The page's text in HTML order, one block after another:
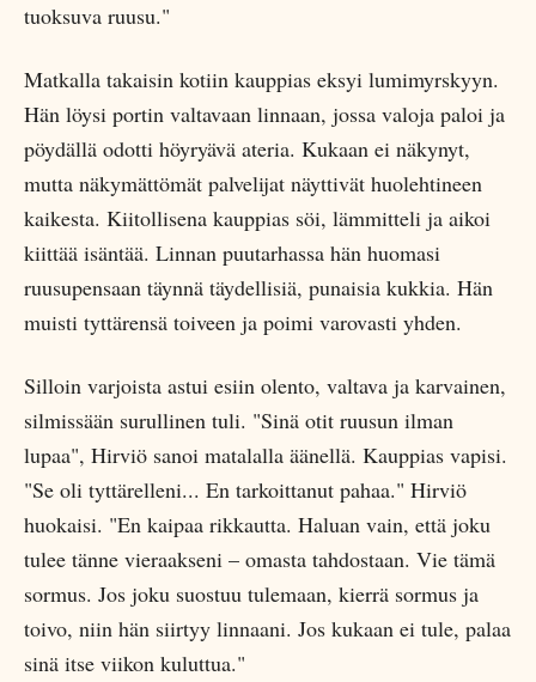
tuoksuva ruusu."
Matkalla takaisin kotiin kauppias eksyi lumimyrskyyn.
Hän löysi portin valtavaan linnaan, jossa valoja paloi ja
pöydällä odotti höyryävä ateria. Kukaan ei näkynyt,
mutta näkymättömät palvelijat näyttivät huolehtineen
kaikesta. Kiitollisena kauppias söi, lämmitteli ja aikoi
kiittää isäntää. Linnan puutarhassa hän huomasi
ruusupensaan täynnä täydellisiä, punaisia kukkia. Hän
muisti tyttärensä toiveen ja poimi varovasti yhden.
Silloin varjoista astui esiin olento, valtava ja karvainen,
silmissään surullinen tuli. "Sinä otit ruusun ilman
lupaa", Hirviö sanoi matalalla äänellä. Kauppias vapisi.
"Se oli tyttärelleni... En tarkoittanut pahaa." Hirviö
huokaisi. "En kaipaa rikkautta. Haluan vain, että joku
tulee tänne vieraakseni – omasta tahdostaan. Vie tämä
sormus. Jos joku suostuu tulemaan, kierrä sormus ja
toivo, niin hän siirtyy linnaani. Jos kukaan ei tule, palaa
sinä itse viikon kuluttua."